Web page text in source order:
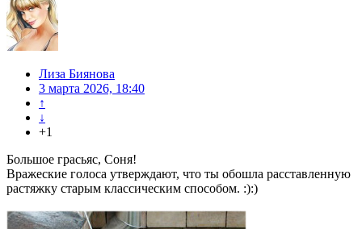
Лиза Биянова
3 марта 2026, 18:40
↑
↓
+1
Большое грасьяс, Соня!
Вражеские голоса утверждают, что ты обошла расставленную
растяжку старым классическим способом. :):)